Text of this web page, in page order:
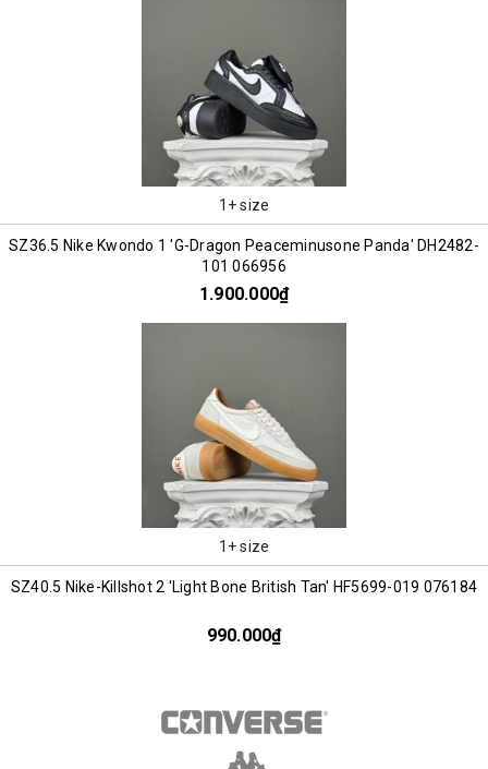
1+ size
SZ36.5 Nike Kwondo 1 'G-Dragon Peaceminusone Panda' DH2482-
101 066956
1.900.000₫
1+ size
SZ40.5 Nike-Killshot 2 'Light Bone British Tan' HF5699-019 076184
990.000₫